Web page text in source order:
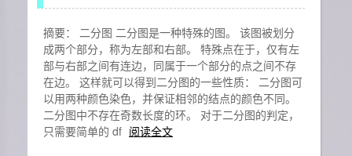
摘要： 二分图 二分图是一种特殊的图。 该图被划分
成两个部分，称为左部和右部。 特殊点在于，仅有左
部与右部之间有连边，同属于一个部分的点之间不存
在边。 这样就可以得到二分图的一些性质： 二分图可
以用两种颜色染色，并保证相邻的结点的颜色不同。
二分图中不存在奇数长度的环。 对于二分图的判定，
只需要简单的 df 阅读全文